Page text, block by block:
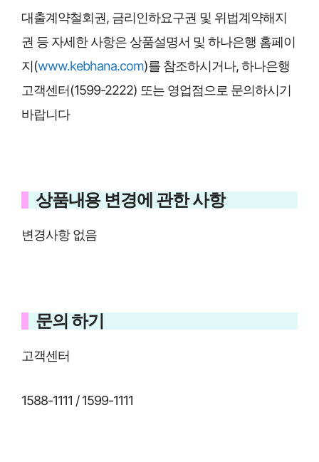
대출계약철회권, 금리인하요구권 및 위법계약해지
권 등 자세한 사항은 상품설명서 및 하나은행 홈페이
지(www.kebhana.com)를 참조하시거나, 하나은행
고객센터(1599-2222) 또는 영업점으로 문의하시기
바랍니다
상품내용 변경에 관한 사항
변경사항 없음
문의 하기
고객센터
1588-1111 / 1599-1111